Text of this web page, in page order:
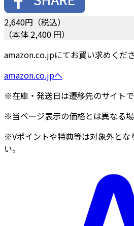
2,640円（税込）
（本体 2,400 円）
amazon.co.jpにてお買い求めくだ
amazon.co.jpへ
※在庫・発送日は遷移先のサイトで
※当ページ表示の価格とは異なる場
※Vポイントや特典等は対象外とな
い。